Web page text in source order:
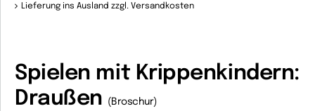
Lieferung ins Ausland zzgl. Versandkosten
Spielen mit Krippenkindern:
Draußen
(Broschur)